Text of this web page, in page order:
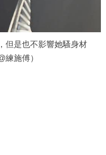
但是也不影響她騷身材
練施傅）